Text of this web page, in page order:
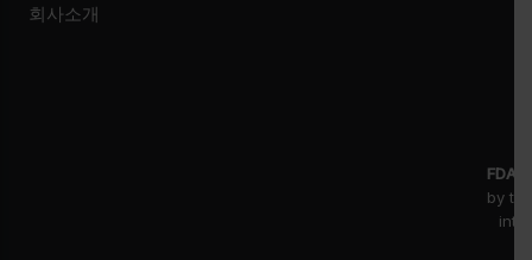
회사소개
FDA
by